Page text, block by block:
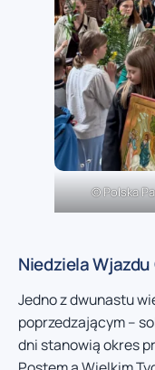
© Polska
Niedziela
Jedno z dwunastu
poprzedzającym –
dni stanowią okres